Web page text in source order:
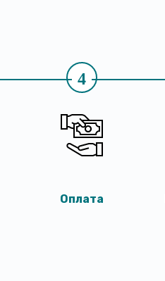
4
Оплата